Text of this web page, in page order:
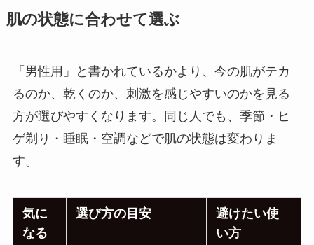
肌の状態に合わせて選ぶ
「男性用」と書かれているかより、今の肌がテカ
るのか、乾くのか、刺激を感じやすいのかを見る
方が選びやすくなります。同じ人でも、季節・ヒ
ゲ剃り・睡眠・空調などで肌の状態は変わりま
す。
気に
なる
選び方の目安
避けたい使
い方